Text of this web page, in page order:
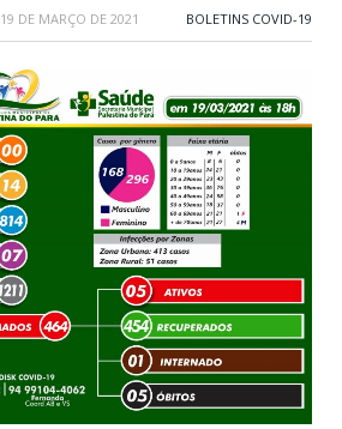
19 DE MARÇO DE 2021 BOLETINS COVID-19